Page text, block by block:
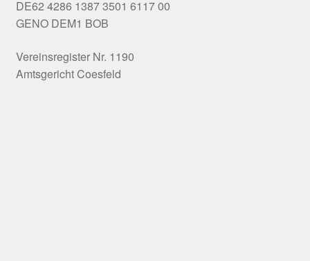
DE62 4286 1387 3501 6117 00
GENO DEM1 BOB
Vereinsregister Nr. 1190
Amtsgericht Coesfeld